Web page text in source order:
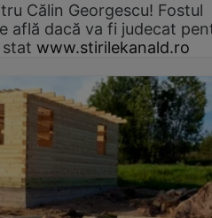
Călin Georgescu! Fostul
află dacă va fi judecat
www.stirilekanald.ro